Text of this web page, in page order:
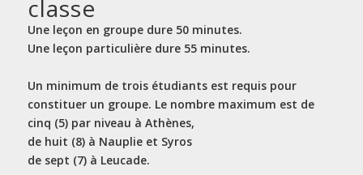
classe
Une leçon en groupe dure 50 minutes.
Une leçon particulière dure 55 minutes.
Un minimum de trois étudiants est requis pour
constituer un groupe. Le nombre maximum est de
cinq (5) par niveau à Athènes,
de huit (8) à Nauplie et Syros
de sept (7) à Leucade.